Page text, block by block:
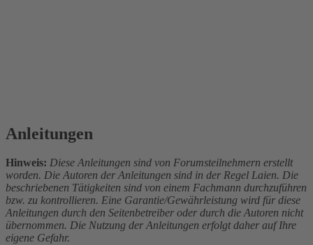
Anleitungen
Hinweis: Diese Anleitungen sind von Forumsteilnehmern erstellt
worden. Die Autoren der Anleitungen sind in der Regel Laien. Die
beschriebenen Tätigkeiten sind von einem Fachmann durchzuführen
bzw. zu kontrollieren. Eine Garantie/Gewährleistung wird für diese
Anleitungen durch den Seitenbetreiber oder durch die Autoren nicht
übernommen. Die Nutzung der Anleitungen erfolgt daher auf Ihre
eigene Gefahr.